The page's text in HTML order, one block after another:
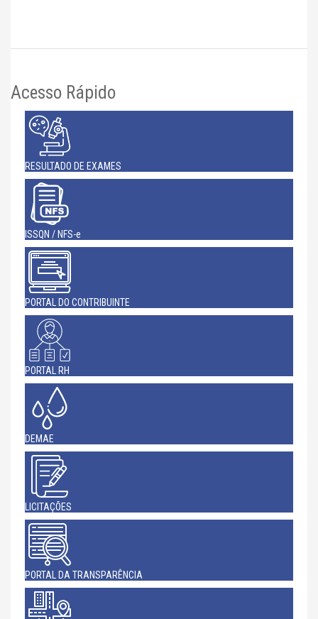
Acesso Rápido
RESULTADO DE EXAMES
ISSQN / NFS-e
PORTAL DO CONTRIBUINTE
PORTAL RH
DEMAE
LICITAÇÕES
PORTAL DA TRANSPARÊNCIA